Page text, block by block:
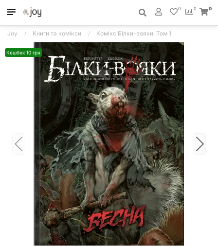
0
0 0
Joy Книги та комікси Комікс Білки-вояки. Том 1
Кешбек 10 грн